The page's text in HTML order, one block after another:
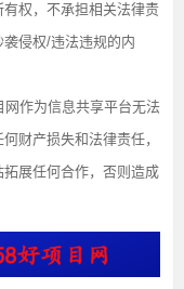
权，不承担相关法律责
侵权/违法违规的内
作为信息共享平台无法
财产损失和法律责任，
展任何合作，否则造成